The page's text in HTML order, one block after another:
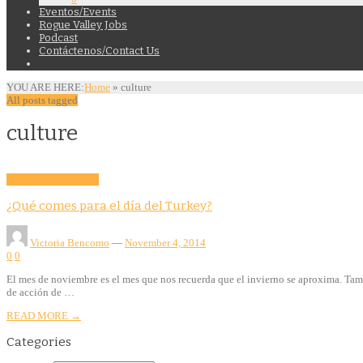
Eventos/Events
Rogue Valley Jobs
Podcast
Contáctenos/Contact Us
YOU ARE HERE:Home » culture
All posts tagged
culture
¿Qué comes para el día del Turkey?
Victoria Bencomo — November 4, 2014
0 0
El mes de noviembre es el mes que nos recuerda que el invierno se aproxima.
de acción de …
READ MORE →
Categories